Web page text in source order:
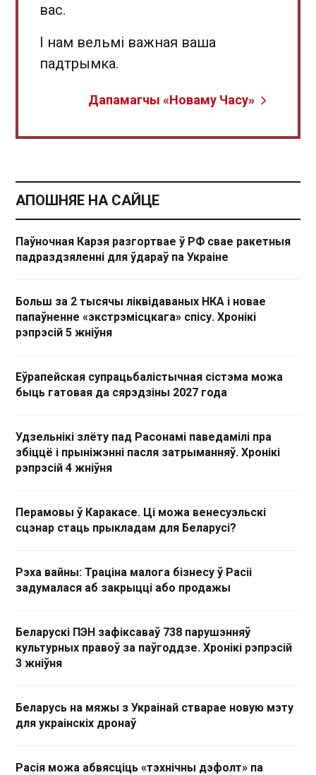
вас.
І нам вельмі важная ваша
падтрымка.
Дапамагчы «Новаму Часу»
АПОШНЯЕ НА САЙЦЕ
Паўночная Карэя разгортвае ў РФ свае ракетныя
падраздзяленні для ўдараў па Украіне
Больш за 2 тысячы ліквідаваных НКА і новае
папаўненне «экстрэмісцкага» спісу. Хронікі
рэпрэсій 5 жніўня
Еўрапейская супрацьбалістычная сістэма можа
быць гатовая да сярэдзіны 2027 года
Удзельнікі злёту пад Расонамі паведамілі пра
збіццё і прыніжэнні пасля затрыманняў. Хронікі
рэпрэсій 4 жніўня
Перамовы ў Каракасе. Ці можа венесуэльскі
сцэнар стаць прыкладам для Беларусі?
Рэха вайны: Траціна малога бізнесу ў Расіі
задумалася аб закрыцці або продажы
Беларускі ПЭН зафіксаваў 738 парушэнняў
культурных правоў за паўгоддзе. Хронікі рэпрэсій
3 жніўня
Беларусь на мяжы з Украінай стварае новую мэту
для украінскіх дронаў
Расія можа абвясціць «тэхнічны дэфолт» па